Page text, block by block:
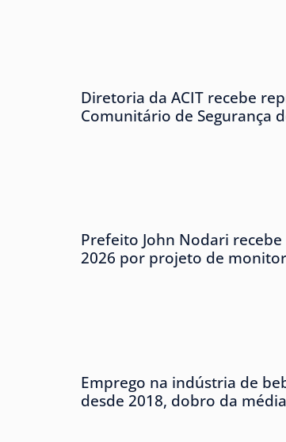
Diretoria da ACIT recebe
Comunitário de Segurança
Prefeito John Nodari
2026 por projeto de
Emprego na indústria de
desde 2018, dobro da